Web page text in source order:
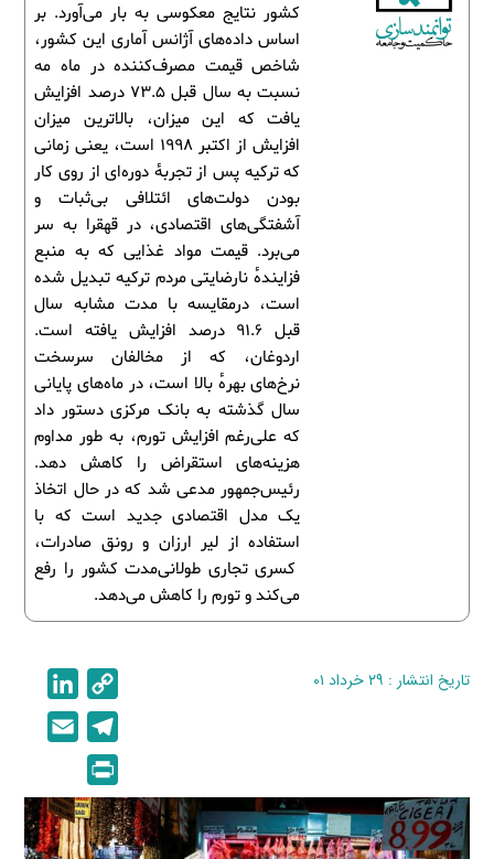
کشور نتایج معکوسی به بار می‌آورد. بر
اساس داده‌های آژانس آماری این کشور،
شاخص قیمت مصرف‌کننده در ماه مه
نسبت به سال قبل 73.5 درصد افزایش
یافت که این میزان، بالاترین میزان
افزایش از اکتبر 1998 است، یعنی زمانی
که ترکیه پس از تجربۀ دوره‌ای از روی کار
بودن دولت‌های ائتلافی بی‌ثبات و
آشفتگی‌های اقتصادی، در قهقرا به سر
می‌برد. قیمت مواد غذایی که به منبع
فزایندۀ نارضایتی مردم ترکیه تبدیل شده
است، درمقایسه با مدت مشابه سال
قبل 91.6 درصد افزایش یافته است.
اردوغان، که از مخالفان سرسخت
نرخ‌های بهرۀ بالا است، در ماه‌های پایانی
سال گذشته به بانک مرکزی دستور داد
که علی‌رغم افزایش تورم، به طور مداوم
هزینه‌های استقراض را کاهش دهد.
رئیس‌جمهور مدعی شد که در حال اتخاذ
یک مدل اقتصادی جدید است که با
استفاده از لیر ارزان و رونق صادرات،
کسری تجاری طولانی‌مدت کشور را رفع
می‌کند و تورم را کاهش می‌دهد.
تاریخ انتشار : ۲۹ خرداد ۰۱
o
p
y
L
i
i
n
e
d
e
l
e
g
i
l
r
i